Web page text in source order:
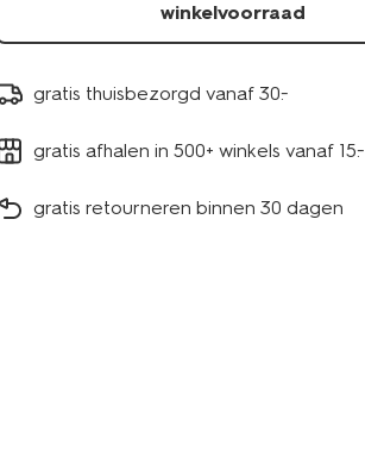
winkelvoorraad
gratis thuisbezorgd vanaf 30.-
gratis afhalen in 500+ winkels vanaf 15.-
gratis retourneren binnen 30 dagen